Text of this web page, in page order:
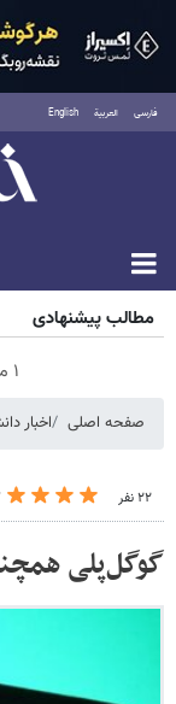
فارسی العربية English
مطالب پیشنهادی
۱ میلیارد اعتبار خرید طلا | بدون ضامن و چک
صفحه اصلی اخبار
۲۲ نفر
گوگل‌پلی